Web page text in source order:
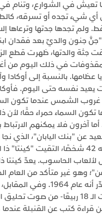
في الشوارع، وتنام في
أي شيء تجده أو تسرقه،
ولم تجدها جدتها
"جنَّ جنون والديّ بعد فقدان
جثة والدتها، ظهرت قطع
في ذلك اليوم
عظامها. بالنسبة إلى أوكادا
يعيد نفسه حتى اليوم.
غروب الشمس عندما تكون
تكون السماء حمراء حقًا؛ لأن
آخرون فلا يمكنهم الارتباط
عن "بنك اليابان"، الذي نجا
الحاسوب. يعدّ كينتا
وهو غير متأكد من العام
القنبلة، إذ يُقدّر أنه عام
كيكونو" -ذات الـ 18 ربيعًا- من
قراءة كتب عن القنبلة